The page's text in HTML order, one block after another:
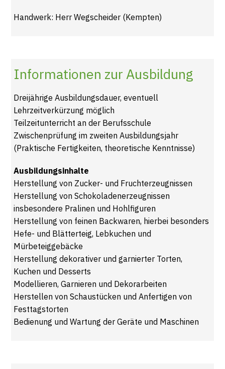
Handwerk: Herr Wegscheider (Kempten)
Informationen zur Ausbildung
Dreijährige Ausbildungsdauer, eventuell
Lehrzeitverkürzung möglich
Teilzeitunterricht an der Berufsschule
Zwischenprüfung im zweiten Ausbildungsjahr
(Praktische Fertigkeiten, theoretische Kenntnisse)
Ausbildungsinhalte
Herstellung von Zucker- und Fruchterzeugnissen
Herstellung von Schokoladenerzeugnissen
insbesondere Pralinen und Hohlfiguren
Herstellung von feinen Backwaren, hierbei besonders
Hefe- und Blätterteig, Lebkuchen und
Mürbeteiggebäcke
Herstellung dekorativer und garnierter Torten,
Kuchen und Desserts
Modellieren, Garnieren und Dekorarbeiten
Herstellen von Schaustücken und Anfertigen von
Festtagstorten
Bedienung und Wartung der Geräte und Maschinen